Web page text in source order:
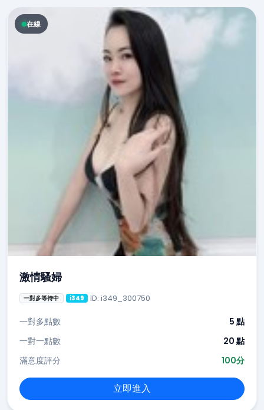
在線
激情騷婦
一對多等待中 i349 ID: i349_300750
一對多點數
5 點
一對一點數
20 點
滿意度評分
100分
立即進入